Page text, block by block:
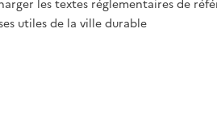
les textes réglementaires de
utiles de la ville durable